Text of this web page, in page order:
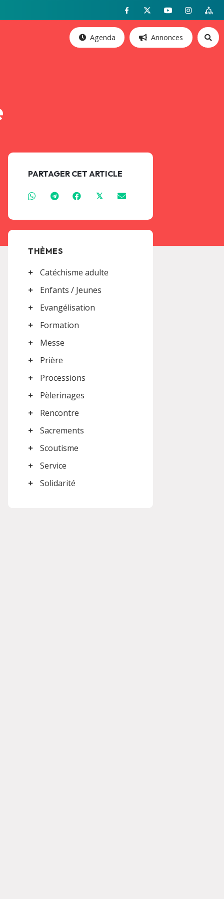
Agenda Annonces
PARTAGER CET ARTICLE
𝕏
THÈMES
Catéchisme adulte
Enfants / Jeunes
Evangélisation
Formation
Messe
Prière
Processions
Pèlerinages
Rencontre
Sacrements
Scoutisme
Service
Solidarité